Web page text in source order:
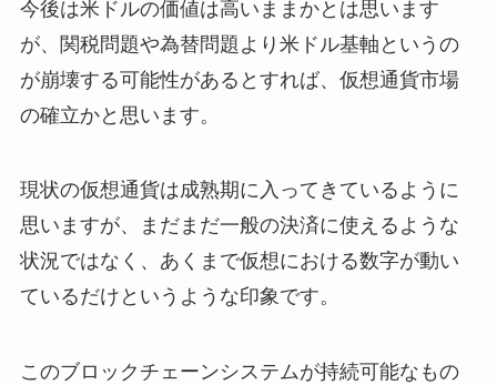
今後は米ドルの価値は高いままかとは思います
が、関税問題や為替問題より米ドル基軸というの
が崩壊する可能性があるとすれば、仮想通貨市場
の確立かと思います。
現状の仮想通貨は成熟期に入ってきているように
思いますが、まだまだ一般の決済に使えるような
状況ではなく、あくまで仮想における数字が動い
ているだけというような印象です。
このブロックチェーンシステムが持続可能なもの